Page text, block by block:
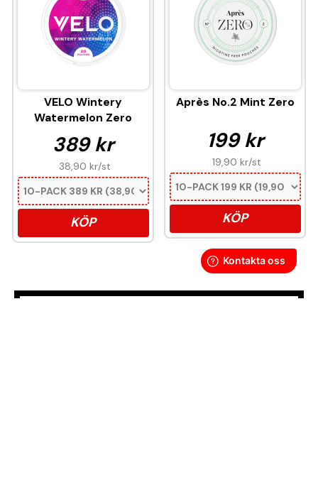
VELO Wintery
Watermelon Zero
389 kr
38,90 kr/st
KÖP
Après No.2 Mint Zero
199 kr
19,90 kr/st
KÖP